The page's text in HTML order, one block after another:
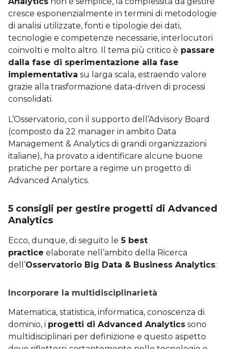
cresce esponenzialmente in termini di metodologie
di analisi utilizzate, fonti e tipologie dei dati,
tecnologie e competenze necessarie, interlocutori
coinvolti e molto altro. Il tema più critico è passare
dalla fase di sperimentazione alla fase
implementativa su larga scala, estraendo valore
grazie alla trasformazione data-driven di processi
consolidati.
L’Osservatorio, con il supporto dell’Advisory Board
(composto da 22 manager in ambito Data
Management & Analytics di grandi organizzazioni
italiane), ha provato a identificare alcune buone
pratiche per portare a regime un progetto di
Advanced Analytics.
5 consigli per gestire progetti di Advanced
Analytics
Ecco, dunque, di seguito le 5 best
practice elaborate nell’ambito della Ricerca
dell’Osservatorio Big Data & Business Analytics:
Incorporare la multidisciplinarietà
Matematica, statistica, informatica, conoscenza di
dominio, i progetti di Advanced Analytics sono
multidisciplinari per definizione e questo aspetto